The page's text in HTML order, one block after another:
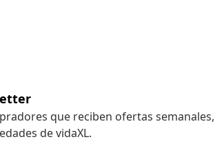
que reciben ofertas semanales,
de vidaXL.